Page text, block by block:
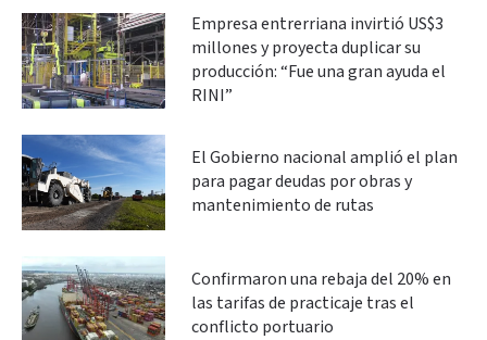
Empresa entrerriana invirtió US$3
millones y proyecta duplicar su
producción: “Fue una gran ayuda el
RINI”
El Gobierno nacional amplió el plan
para pagar deudas por obras y
mantenimiento de rutas
Confirmaron una rebaja del 20% en
las tarifas de practicaje tras el
conflicto portuario